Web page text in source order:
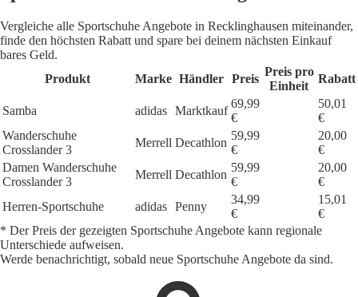
Vergleiche alle Sportschuhe Angebote in Recklinghausen miteinander,
finde den höchsten Rabatt und spare bei deinem nächsten Einkauf
bares Geld.
Produkt
Marke Händler Preis
Preis pro
Einheit
Rabatt
Samba adidas Marktkauf
69,99
€
50,01
€
Wanderschuhe
Crosslander 3
Merrell Decathlon
59,99
€
20,00
€
Damen Wanderschuhe
Crosslander 3
Merrell Decathlon
59,99
€
20,00
€
Herren-Sportschuhe
adidas Penny
34,99
€
15,01
€
* Der Preis der gezeigten Sportschuhe Angebote kann regionale
Unterschiede aufweisen.
Werde benachrichtigt, sobald neue Sportschuhe Angebote da sind.